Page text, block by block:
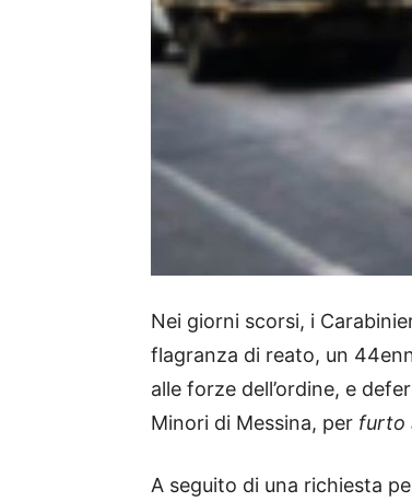
Nei giorni scorsi, i
flagranza di reato, un
alle forze dell’ordine, e
Minori di Messina, per furto
A seguito di una richiesta